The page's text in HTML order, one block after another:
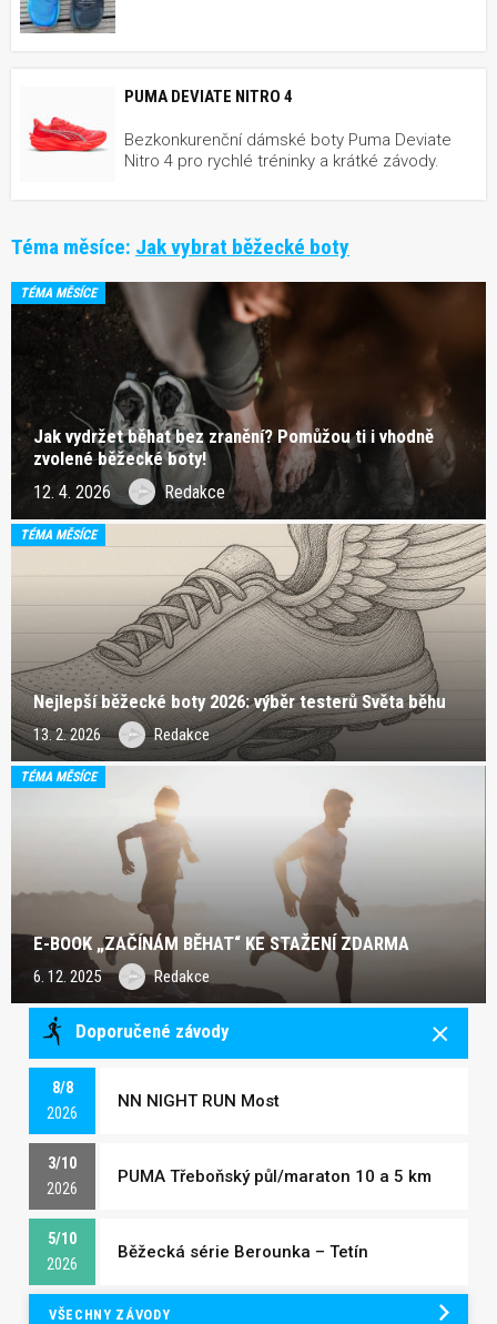
PUMA DEVIATE NITRO 4
Bezkonkurenční dámské boty Puma Deviate
Nitro 4 pro rychlé tréninky a krátké závody.
Téma měsíce: Jak vybrat běžecké boty
TÉMA MĚSÍCE
Jak vydržet běhat bez zranění? Pomůžou ti i vhodně
zvolené běžecké boty!
12. 4. 2026 Redakce
TÉMA MĚSÍCE
Nejlepší běžecké boty 2026: výběr testerů Světa běhu
13. 2. 2026 Redakce
TÉMA MĚSÍCE
E-BOOK „ZAČÍNÁM BĚHAT“ KE STAŽENÍ ZDARMA
6. 12. 2025 Redakce
Doporučené závody
8/8
2026
NN NIGHT RUN Most
3/10
2026
PUMA Třeboňský půl/maraton 10 a 5 km
5/10
2026
Běžecká série Berounka – Tetín
VŠECHNY ZÁVODY